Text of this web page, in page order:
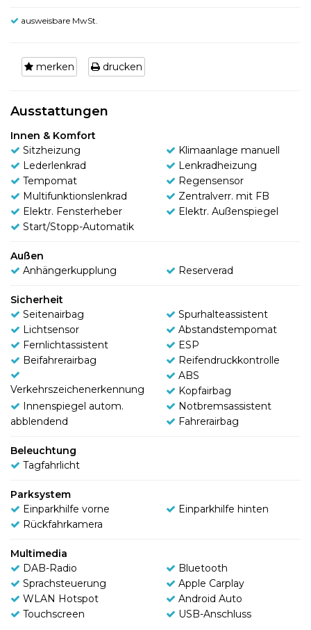
ausweisbare MwSt.
merken drucken
Ausstattungen
Innen & Komfort
Sitzheizung
Klimaanlage manuell
Lederlenkrad
Lenkradheizung
Tempomat
Regensensor
Multifunktionslenkrad
Zentralverr. mit FB
Elektr. Fensterheber
Elektr. Außenspiegel
Start/Stopp-Automatik
Außen
Anhängerkupplung
Reserverad
Sicherheit
Seitenairbag
Spurhalteassistent
Lichtsensor
Abstandstempomat
Fernlichtassistent
ESP
Beifahrerairbag
Reifendruckkontrolle
Verkehrszeichenerkennung
ABS
Kopfairbag
Innenspiegel autom.
abblendend
Notbremsassistent
Fahrerairbag
Beleuchtung
Tagfahrlicht
Parksystem
Einparkhilfe vorne
Einparkhilfe hinten
Rückfahrkamera
Multimedia
DAB-Radio
Bluetooth
Sprachsteuerung
Apple Carplay
WLAN Hotspot
Android Auto
Touchscreen
USB-Anschluss